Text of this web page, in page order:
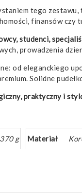
tego zestawu,
finansów
studenci,
prowadzenia
od eleganckiego
Solidne
praktyczny i
370 g Materiał